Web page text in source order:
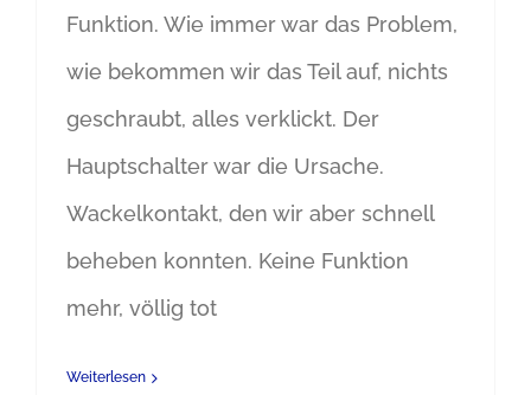
Funktion. Wie immer war das Problem,
wie bekommen wir das Teil auf, nichts
geschraubt, alles verklickt. Der
Hauptschalter war die Ursache.
Wackelkontakt, den wir aber schnell
beheben konnten. Keine Funktion
mehr, völlig tot
Weiterlesen